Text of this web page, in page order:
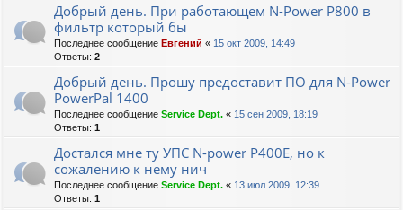
Добрый день. При работающем N-Power P800 в
фильтр который бы
Последнее сообщение Евгений « 15 окт 2009, 14:49
Ответы: 2
Добрый день. Прошу предоставит ПО для N-Power
PowerPal 1400
Последнее сообщение Service Dept. « 15 сен 2009, 18:19
Ответы: 1
Достался мне ту УПС N-power Р400Е, но к
сожалению к нему нич
Последнее сообщение Service Dept. « 13 июл 2009, 12:39
Ответы: 1